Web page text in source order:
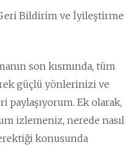
Bildirim ve İyileştirme
son kısmında, tüm
güçlü yönlerinizi ve
Ek olarak,
izlemeniz, nerede nasıl
konusunda